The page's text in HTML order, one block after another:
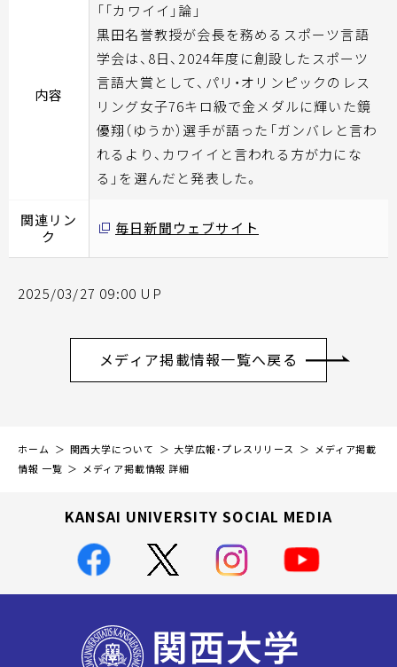
内容
「「カワイイ」論」
黒田名誉教授が会長を務めるスポーツ言語
学会は、8日、2024年度に創設したスポーツ
言語大賞として、パリ・オリンピックのレス
リング女子76キロ級で金メダルに輝いた鏡
優翔（ゆうか）選手が語った「ガンバレと言わ
れるより、カワイイと言われる方が力にな
る」を選んだと発表した。
関連リン
ク
毎日新聞ウェブサイト
2025/03/27 09:00 UP
メディア掲載情報一覧へ戻る
ホーム 関西大学について 大学広報・プレスリリース
メディア掲載
情報 一覧
メディア掲載情報 詳細
KANSAI UNIVERSITY SOCIAL MEDIA